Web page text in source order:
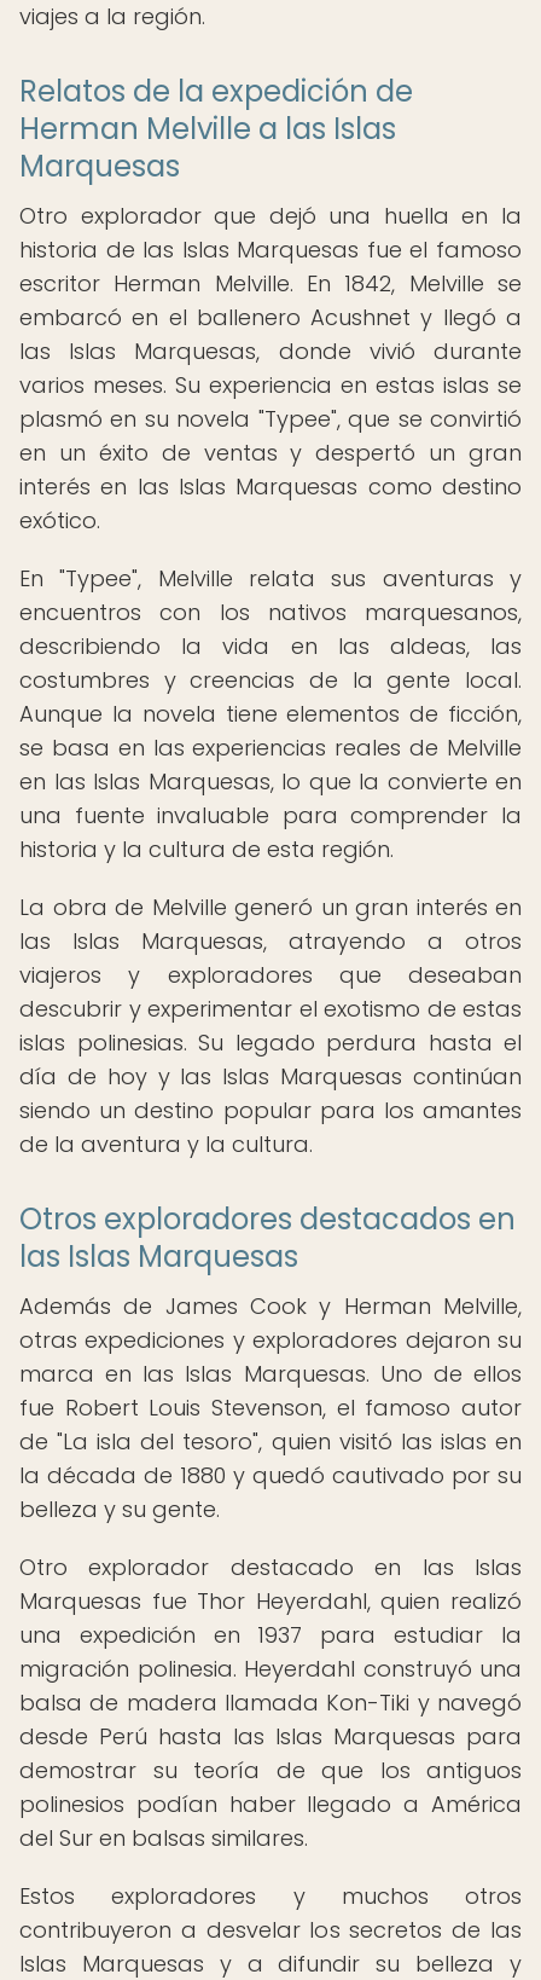
viajes a la región.
Relatos de la expedición de
Herman Melville a las Islas
Marquesas
Otro explorador que dejó una huella en la
historia de las Islas Marquesas fue el famoso
escritor Herman Melville. En 1842, Melville se
embarcó en el ballenero Acushnet y llegó a
las Islas Marquesas, donde vivió durante
varios meses. Su experiencia en estas islas se
plasmó en su novela "Typee", que se convirtió
en un éxito de ventas y despertó un gran
interés en las Islas Marquesas como destino
exótico.
En "Typee", Melville relata sus aventuras y
encuentros con los nativos marquesanos,
describiendo la vida en las aldeas, las
costumbres y creencias de la gente local.
Aunque la novela tiene elementos de ficción,
se basa en las experiencias reales de Melville
en las Islas Marquesas, lo que la convierte en
una fuente invaluable para comprender la
historia y la cultura de esta región.
La obra de Melville generó un gran interés en
las Islas Marquesas, atrayendo a otros
viajeros y exploradores que deseaban
descubrir y experimentar el exotismo de estas
islas polinesias. Su legado perdura hasta el
día de hoy y las Islas Marquesas continúan
siendo un destino popular para los amantes
de la aventura y la cultura.
Otros exploradores destacados en
las Islas Marquesas
Además de James Cook y Herman Melville,
otras expediciones y exploradores dejaron su
marca en las Islas Marquesas. Uno de ellos
fue Robert Louis Stevenson, el famoso autor
de "La isla del tesoro", quien visitó las islas en
la década de 1880 y quedó cautivado por su
belleza y su gente.
Otro explorador destacado en las Islas
Marquesas fue Thor Heyerdahl, quien realizó
una expedición en 1937 para estudiar la
migración polinesia. Heyerdahl construyó una
balsa de madera llamada Kon-Tiki y navegó
desde Perú hasta las Islas Marquesas para
demostrar su teoría de que los antiguos
polinesios podían haber llegado a América
del Sur en balsas similares.
Estos exploradores y muchos otros
contribuyeron a desvelar los secretos de las
Islas Marquesas y a difundir su belleza y